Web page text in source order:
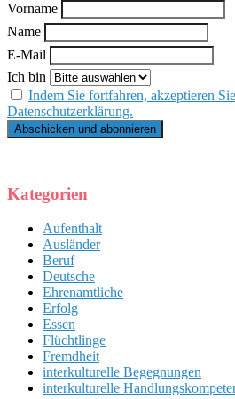
Vorname
Name
E-Mail
Ich bin
Indem Sie fortfahren, akzeptieren
Datenschutzerklärung.
Kategorien
Aufenthalt
Ausländer
Beruf
Deutsche
Ehrenamtliche
Erfolg
Essen
Flüchtlinge
Fremdheit
interkulturelle Begegnungen
interkulturelle